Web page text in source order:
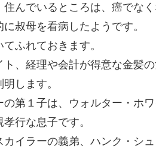
んでいるところは、癌でな
叔母を看病したようです。
ふれておきます。
、経理や会計が得意な金髪
します。
第１子は、ウォルター・ホ
行な息子です。
イラーの義弟、ハンク・シ